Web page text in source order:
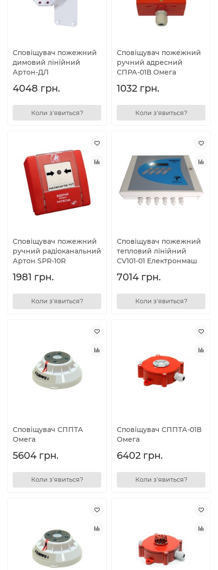
Сповіщувач пожежний
димовий лінійний
Артон-ДЛ
4048 грн.
Коли з'явиться?
Сповіщувач пожежний
ручний адресний
СПРА-01В Омега
1032 грн.
Коли з'явиться?
Сповіщувач пожежний
ручний радіоканальний
Артон SPR-10R
1981 грн.
Коли з'явиться?
Сповіщувач пожежний
тепловий лінійний
CV101-01 Електронмаш
7014 грн.
Коли з'явиться?
Сповіщувач СППТА
Омега
5604 грн.
Коли з'явиться?
Сповіщувач СППТА-01В
Омега
6402 грн.
Коли з'явиться?